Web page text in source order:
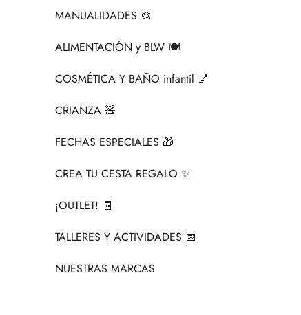
MANUALIDADES 🎨​
ALIMENTACIÓN y BLW 🍽️
COSMÉTICA Y BAÑO infantil 💅
CRIANZA ​🧸​
FECHAS ESPECIALES 🎁
CREA TU CESTA REGALO ✨
¡OUTLET! 🧾
TALLERES Y ACTIVIDADES 📅
NUESTRAS MARCAS